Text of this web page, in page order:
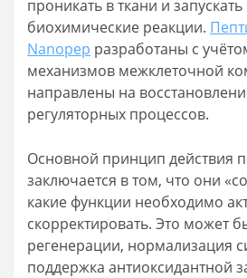
проникать в ткани и
биохимические реакции.
Nanopep разработаны с
механизмов межклеточной
направлены на
регуляторных процессов.
Основной принцип действия
заключается в том, что они
какие функции необходимо
скорректировать. Это может
регенерации, нормализация
поддержка антиоксидантной